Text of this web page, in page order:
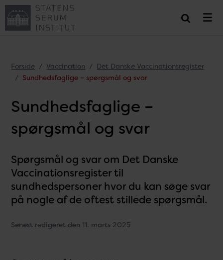
Forside Vaccination
Det Danske Vaccinationsregister
Sundhedsfaglige – spørgsmål og svar
Sundhedsfaglige –
spørgsmål og svar
Spørgsmål og svar om Det Danske
Vaccinationsregister til
sundhedspersoner hvor du kan søge svar
på nogle af de oftest stillede spørgsmål.
Senest redigeret den 11. marts 2025